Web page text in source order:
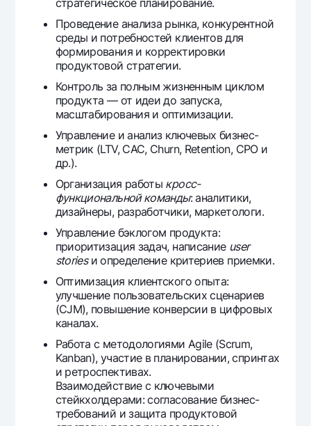
Bizni ijtimoiy tarmoqlarda kuzatib boring
Aloqa markazi
+998 78 148-00-101344
Проведение анализа рынка, конкурентной
среды и потребностей клиентов для
формирования и корректировки
продуктовой стратегии.
Контроль за полным жизненным циклом
продукта — от идеи до запуска,
масштабирования и оптимизации.
Управление и анализ ключевых бизнес-
метрик (LTV, CAC, Churn, Retention, CPO и
др.).
Организация работы кросс-
функциональной команды: аналитики,
дизайнеры, разработчики, маркетологи.
Управление бэклогом продукта:
приоритизация задач, написание user
storiesи определение критериев приемки.
Оптимизация клиентского опыта:
улучшение пользовательских сценариев
(CJM), повышение конверсии в цифровых
каналах.
Работа с методологиями Agile (Scrum,
Kanban), участие в планировании, спринтах
и ретроспективах.
Взаимодействие с ключевыми
стейкхолдерами: согласование бизнес-
требований и защита продуктовой